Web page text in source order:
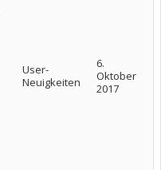
User-
Neuigkeiten
6.
Oktober
2017